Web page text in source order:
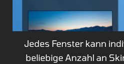
Jedes Fenster kann
beliebige Anzahl an